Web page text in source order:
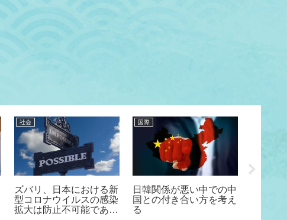
社会
ズバリ、日本における新
型コロナウイルスの感染
拡大は防止不可能であ
国際
日韓関係が悪い中での中
国との付き合い方を考え
る